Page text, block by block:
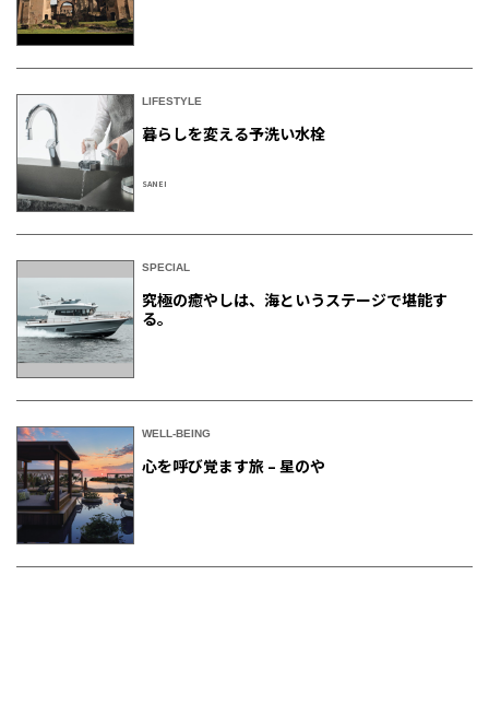
LIFESTYLE
暮らしを変える予洗い水栓
SANEI
SPECIAL
究極の癒やしは、海というステージで堪能す
る。
WELL-BEING
心を呼び覚ます旅 – 星のや